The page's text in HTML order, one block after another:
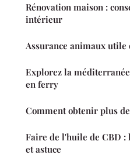
Rénovation maison :
intérieur
Assurance animaux utile
Explorez la
en ferry
Comment obtenir plus
Faire de l'huile de CBD
et astuce